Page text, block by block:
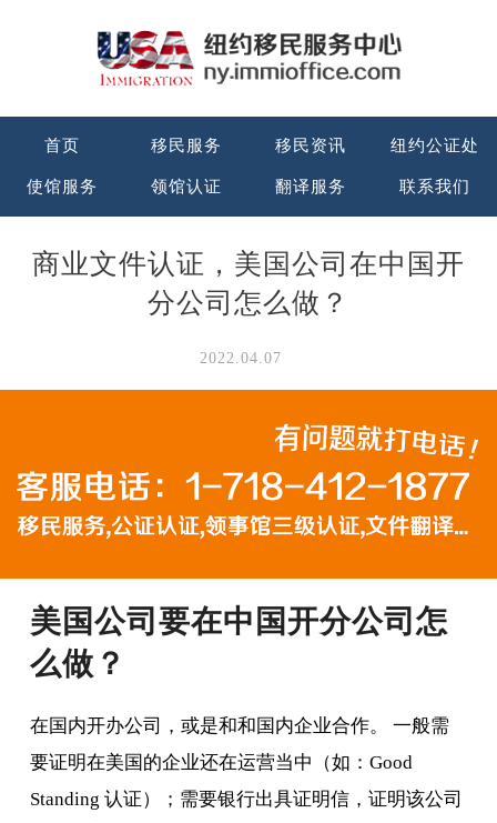
首页 移民服务 移民资讯 纽约公证处
使馆服务 领馆认证 翻译服务 联系我们
商业文件认证，美国公司在中国开
分公司怎么做？
2022.04.07
美国公司要在中国开分公司怎
么做？
在国内开办公司，或是和和国内企业合作。 一般需
要证明在美国的企业还在运营当中（如：Good
Standing 认证）；需要银行出具证明信，证明该公司